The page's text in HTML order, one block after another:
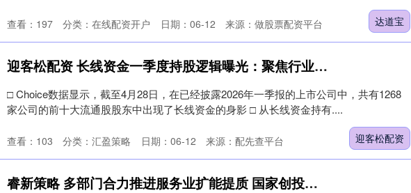
达道宝
日期：06-12 来源：做股票配资平台
查看： 197 分类： 在线配资开户
迎客松配资 长线资金一季度持股逻辑曝光：聚焦行业景气度 关注业绩兑现情况
□ Choice数据显示，截至4月28日，在已经披露2026年一季报的上市公司中，共有1268
家公司的前十大流通股股东中出现了长线资金的身影 □ 从长线资金持有....
迎客松配资
日期：06-12 来源：配先查平台
查看： 103 分类： 汇盈策略
睿新策略 多部门合力推进服务业扩能提质 国家创投引导基金、国家级并购基金“上场”